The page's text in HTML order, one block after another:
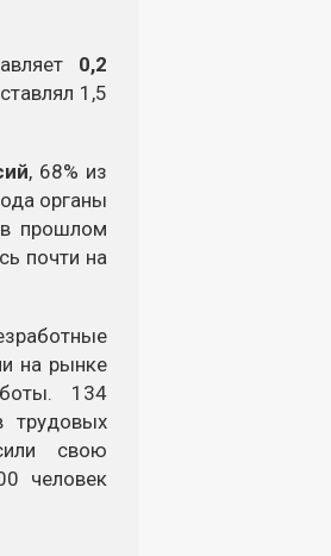
0,2
1,5
, 68% из
органы
в прошлом
почти на
на рынке
134
трудовых
свою
человек